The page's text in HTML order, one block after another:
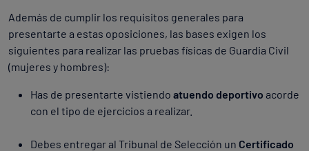
Además de cumplir los requisitos generales para
presentarte a estas oposiciones, las bases exigen los
siguientes para realizar las pruebas físicas de Guardia Civil
(mujeres y hombres):
Has de presentarte vistiendo atuendo deportivo acorde
con el tipo de ejercicios a realizar.
Debes entregar al Tribunal de Selección un Certificado